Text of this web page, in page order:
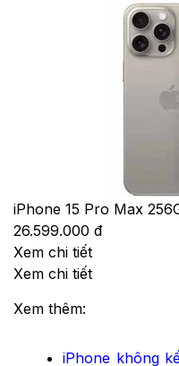
iPhone 15 Pro Max
26.599.000 đ
Xem chi tiết
Xem chi tiết
Xem thêm:
iPhone không